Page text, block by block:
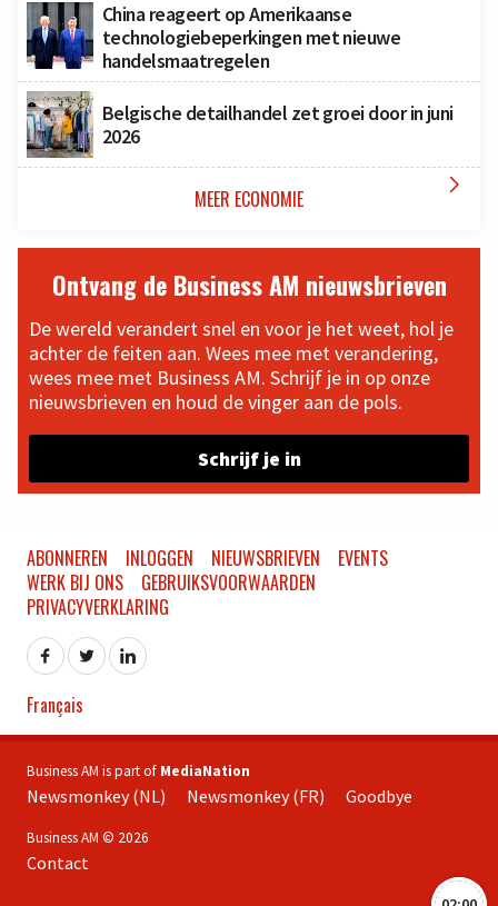
China reageert op Amerikaanse
technologiebeperkingen met nieuwe
handelsmaatregelen
Belgische detailhandel zet groei door in juni
2026
MEER ECONOMIE 
Ontvang de Business AM nieuwsbrieven
De wereld verandert snel en voor je het weet, hol je
achter de feiten aan. Wees mee met verandering,
wees mee met Business AM. Schrijf je in op onze
nieuwsbrieven en houd de vinger aan de pols.
Schrijf je in
ABONNEREN INLOGGEN NIEUWSBRIEVEN
EVENTS
WERK BIJ ONS
GEBRUIKSVOORWAARDEN
PRIVACYVERKLARING
Français
Business AM is part of MediaNation
Newsmonkey (NL) Newsmonkey (FR) Goodbye
Business AM © 2026
Contact